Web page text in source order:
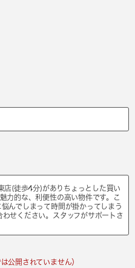
店(徒歩4分)がありちょっとした買い
力的な、利便性の高い物件です。こ
んでしまって時間が掛かってしまう
せください。スタッフがサポートさ
公開されていません）